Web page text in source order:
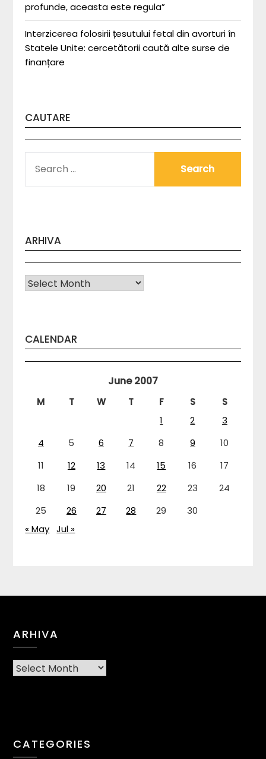
profunde, aceasta este regula”
Interzicerea folosirii țesutului fetal din avorturi în
Statele Unite: cercetătorii caută alte surse de
finanțare
CAUTARE
FOR:
ARHIVA
Arhiva
CALENDAR
June 2007
M T W T F S
S
1
2
3
4
5 6 7 8 9
10
11
12 13 14 15 16
17
18
19 20 21 22 23
24
25
26 27 28 29
30
« May Jul »
ARHIVA
Arhiva
CATEGORIES